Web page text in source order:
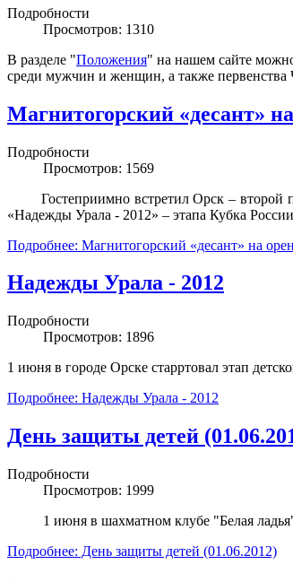
Подробности
Просмотров: 1310
В разделе "Положения" на нашем сайте
среди мужчин и женщин, а также
Магнитогорский «десант»
Подробности
Просмотров: 1569
Гостеприимно встретил Орск –
«Надежды Урала - 2012» – этапа Кубка
Подробнее: Магнитогорский «десант» на
Надежды Урала - 2012
Подробности
Просмотров: 1896
1 июня в городе Орске старртовал этап
Подробнее: Надежды Урала - 2012
День защиты детей
Подробности
Просмотров: 1999
1 июня в шахматном клубе "Белая
Подробнее: День защиты детей (01.06.2012)